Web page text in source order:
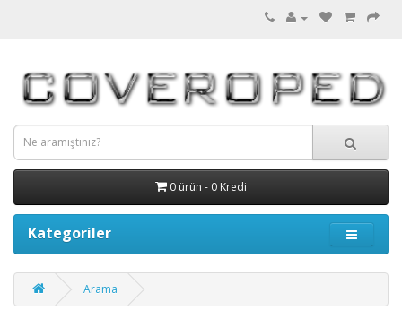
0 ürün - 0 Kredi
Kategoriler
Arama